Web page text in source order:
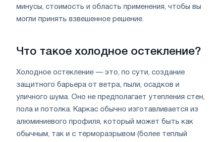
минусы, стоимость и область применения, чтобы вы
могли принять взвешенное решение.
Что такое холодное остекление?
Холодное остекление — это, по сути, создание
защитного барьера от ветра, пыли, осадков и
уличного шума. Оно не предполагает утепления стен,
пола и потолка. Каркас обычно изготавливается из
алюминиевого профиля, который может быть как
обычным, так и с терморазрывом (более теплый